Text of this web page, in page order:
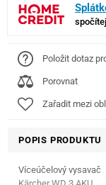
Položit dotaz
Porovnat
Zařadit mezi
POPIS PRODUKTU
Víceúčelový vysavač